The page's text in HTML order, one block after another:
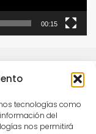
tecnologías como
del
nos permitirá
00:15